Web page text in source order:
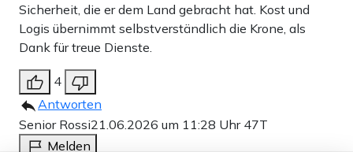
Sicherheit, die er dem Land gebracht hat. Kost und
Logis übernimmt selbstverständlich die Krone, als
Dank für treue Dienste.
4
Antworten
Senior Rossi21.06.2026 um 11:28 Uhr 47T
Melden